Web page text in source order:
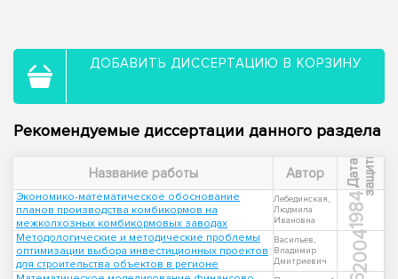
ДОБАВИТЬ ДИССЕРТАЦИЮ В КОРЗИНУ
Рекомендуемые диссертации данного раздела
Название работы Автор Д
а
т
а
з
а
щ
и
т ы
Экономико-математическое обоснование
планов производства комбикормов на
межколхозных комбикормовых заводах
Лебединская,
Людмила
Ивановна
1984
Методологические и методические проблемы
оптимизации выбора инвестиционных проектов
для строительства объектов в регионе
Васильев,
Владимир
Дмитриевич
2004